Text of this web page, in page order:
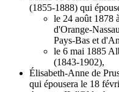
(1855-1888) qui
le 24 août 1878
d'Orange-
Pays-Bas et
le 6 mai 1885
(1843-1902),
Élisabeth-Anne de
qui épousera le 18